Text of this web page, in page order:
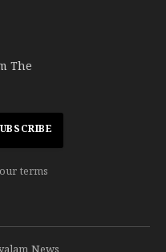
The
terms